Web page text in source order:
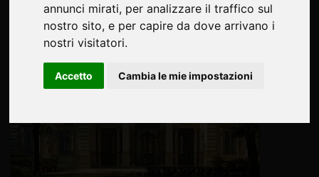
annunci mirati, per analizzare il traffico sul
nostro sito, e per capire da dove arrivano i
nostri visitatori.
Accetto Cambia le mie impostazioni